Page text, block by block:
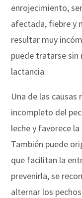
enrojecimiento,
afectada, fiebre y
resultar muy
puede tratarse sin
lactancia.
Una de las
incompleto del
leche y favorece
También puede
que facilitan la
prevenirla, se
alternar los